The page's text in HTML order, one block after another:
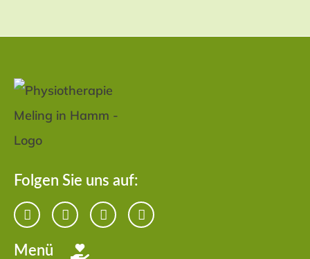
Folgen Sie uns auf:
Menü